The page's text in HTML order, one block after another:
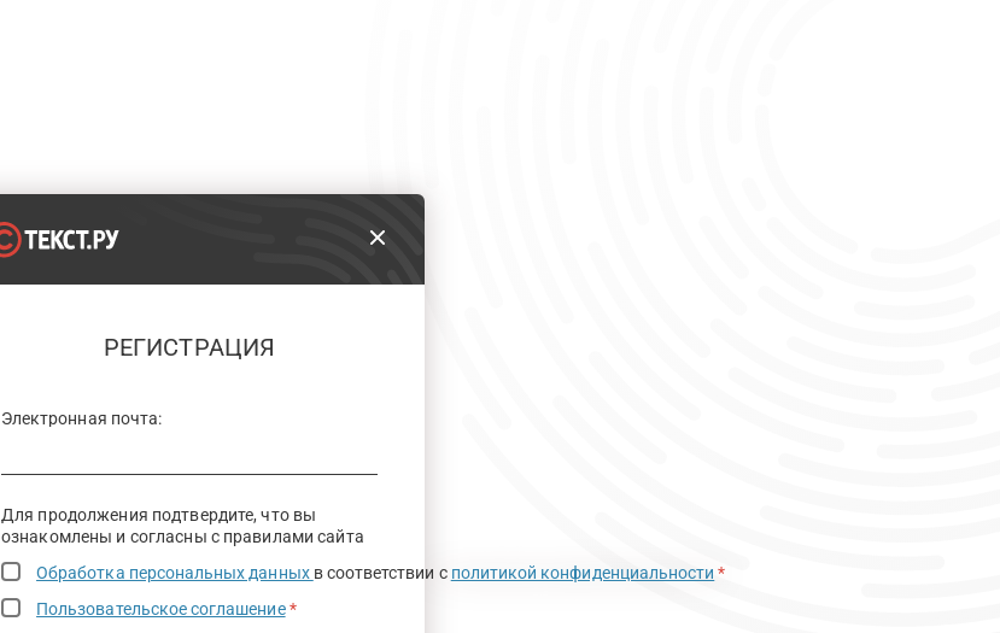
РЕГИСТРАЦИЯ
Электронная почта:
Для продолжения подтвердите, что вы
ознакомлены и согласны с правилами сайта
Обработка персональных данных в соответствии с политикой конфиденциальности *
Пользовательское соглашение *